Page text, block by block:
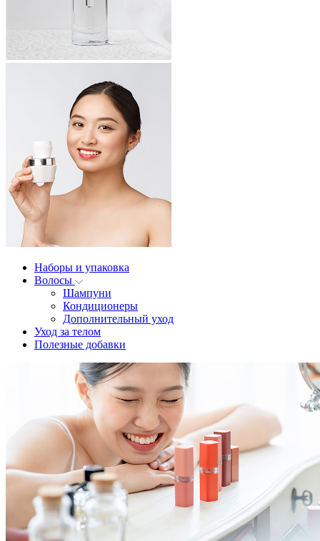
Наборы и упаковка
Волосы
Шампуни
Кондиционеры
Дополнительный уход
Уход за телом
Полезные добавки